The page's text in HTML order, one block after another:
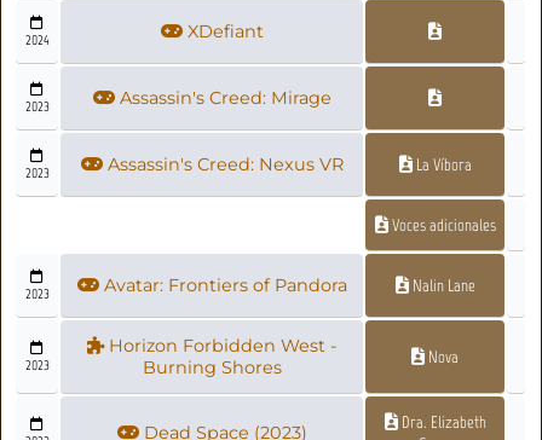
2024 XDefiant
2023 Assassin's Creed: Mirage
2023 Assassin's Creed: Nexus VR La Víbora
Voces adicionales
2023 Avatar: Frontiers of Pandora Nalin Lane
2023
Horizon Forbidden West -
Burning Shores
Nova
Dead Space (2023)
Dra. Elizabeth